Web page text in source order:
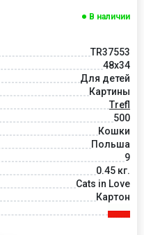
В наличии
TR37553
48x34
Для детей
Картины
Trefl
500
Кошки
Польша
9
0.45 кг.
Cats in Love
Картон